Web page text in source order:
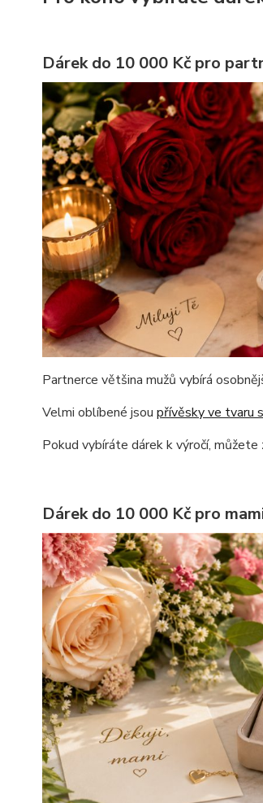
Dárek do 10 000 Kč pro
Partnerce většina mužů vybírá
Velmi oblíbené jsou přívěsky ve tvaru
Pokud vybíráte dárek k výročí,
Dárek do 10 000 Kč pro